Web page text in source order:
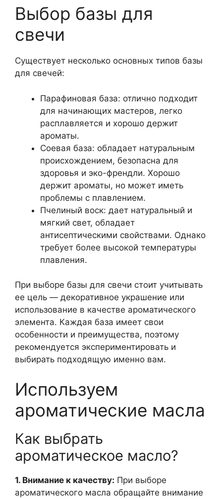
Выбор базы для
свечи
Существует несколько основных типов базы
для свечей:
Парафиновая база: отлично подходит
для начинающих мастеров, легко
расплавляется и хорошо держит
ароматы.
Соевая база: обладает натуральным
происхождением, безопасна для
здоровья и эко-френдли. Хорошо
держит ароматы, но может иметь
проблемы с плавлением.
Пчелиный воск: дает натуральный и
мягкий свет, обладает
антисептическими свойствами. Однако
требует более высокой температуры
плавления.
При выборе базы для свечи стоит учитывать
ее цель — декоративное украшение или
использование в качестве ароматического
элемента. Каждая база имеет свои
особенности и преимущества, поэтому
рекомендуется экспериментировать и
выбирать подходящую именно вам.
Используем
ароматические масла
Как выбрать
ароматическое масло?
1. Внимание к качеству: При выборе
ароматического масла обращайте внимание